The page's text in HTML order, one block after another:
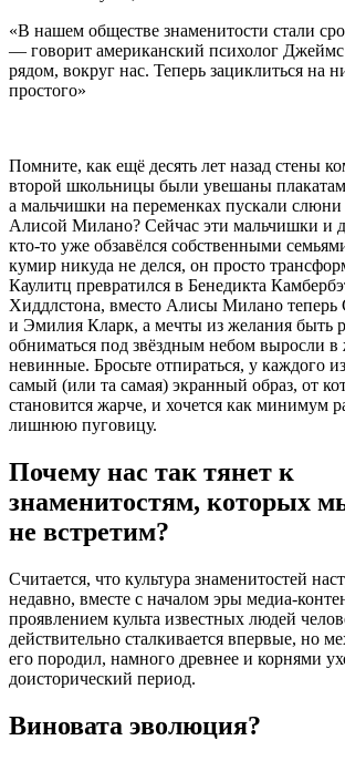
«В нашем обществе знаменитости стали
— говорит американский психолог
рядом, вокруг нас. Теперь зациклиться на
простого»
Помните, как ещё десять лет назад стены
второй школьницы были увешаны
а мальчишки на переменках пускали слюни
Алисой Милано? Сейчас эти мальчишки и
кто-то уже обзавёлся собственными
кумир никуда не делся, он просто
Каулитц превратился в Бенедикта
Хиддлстона, вместо Алисы Милано теперь
и Эмилия Кларк, а мечты из желания быть
обниматься под звёздным небом выросли в
невинные. Бросьте отпираться, у каждого
самый (или та самая) экранный образ, от
становится жарче, и хочется как минимум
лишнюю пуговицу.
Почему нас так тянет к
знаменитостям, которых
не встретим?
Считается, что культура знаменитостей
недавно, вместе с началом эры медиа-
проявлением культа известных людей
действительно сталкивается впервые, но
его породил, намного древнее и корнями
доисторический период.
Виновата эволюция?